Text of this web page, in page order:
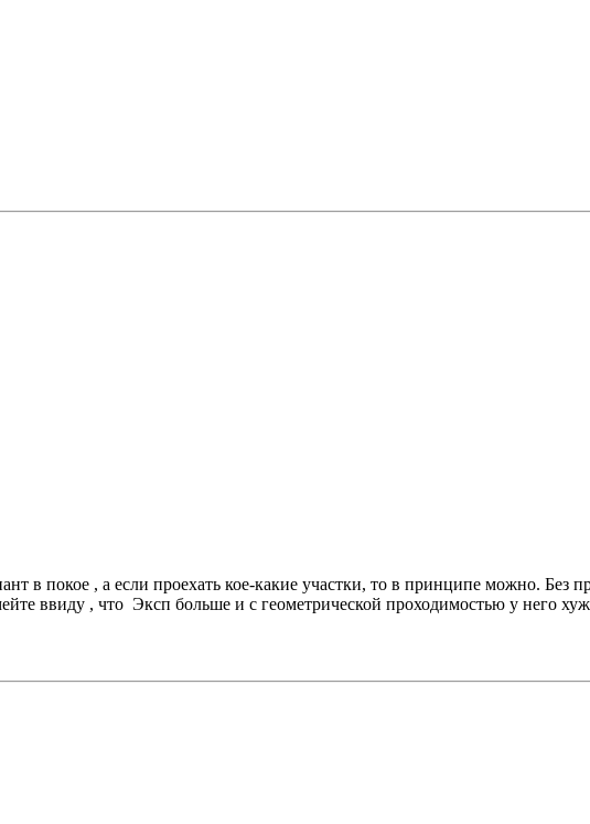
в покое , а если проехать кое-какие участки, то в принципе можно. Без
ввиду , что Эксп больше и с геометрической проходимостью у него